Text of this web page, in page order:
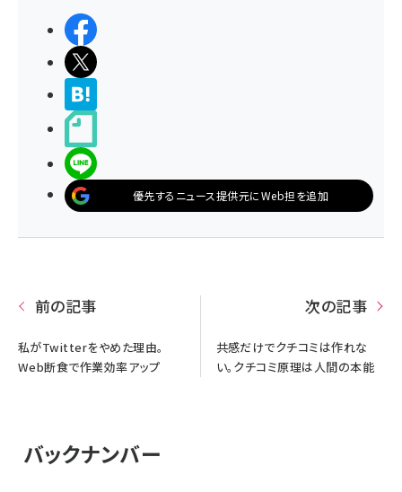
優先するニュース提供元にWeb担を追加
前の記事
私がTwitterをやめた理由。
Web断食で作業効率アップ
次の記事
共感だけでクチコミは作れな
い。クチコミ原理は人間の本能
バックナンバー